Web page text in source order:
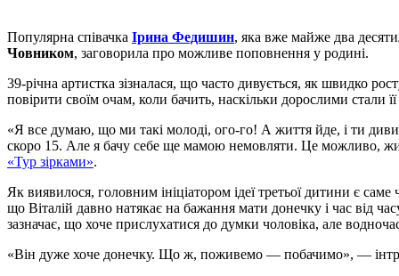
Популярна співачка Ірина Федишин, яка вже майже два
Човником, заговорила про можливе поповнення у родині.
39-річна артистка зізналася, що часто дивується, як швидко
повірити своїм очам, коли бачить, наскільки дорослими стали
«Я все думаю, що ми такі молоді, ого-го! А життя йде, і ти
скоро 15. Але я бачу себе ще мамою немовляти. Це можливо,
«Тур зірками».
Як виявилося, головним ініціатором ідеї третьої дитини є
що Віталій давно натякає на бажання мати донечку і час від
зазначає, що хоче прислухатися до думки чоловіка, але
«Він дуже хоче донечку. Що ж, поживемо — побачимо», —